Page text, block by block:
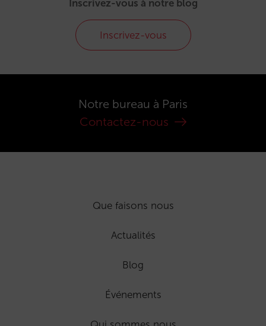
Inscrivez-vous à notre blog
Inscrivez-vous
Notre bureau à Paris
Contactez-nous
Que faisons nous
Actualités
Blog
Événements